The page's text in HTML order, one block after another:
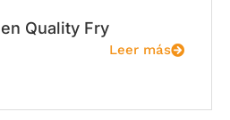
Quality Fry
Leer más